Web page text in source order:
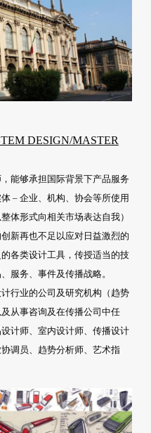
DESIGN/MASTER
能够承担国际背景下产品服务
– 企业、机构、协会等所使用
体形式向相关市场表达自我）
新再也不足以应对日益激烈的
各类设计工具，传授适当的技
服务、事件及传播战略。
行业的公司及研究机构（趋势
从事咨询及在传播公司中任
计师、室内设计师、传播设计
调员、趋势分析师、艺术指